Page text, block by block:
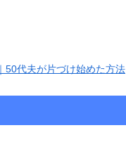
50代夫が片づけ始めた方法